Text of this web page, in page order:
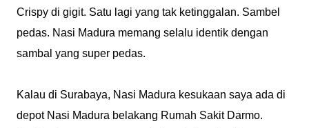
Crispy di gigit. Satu lagi yang tak ketinggalan. Sambel
pedas. Nasi Madura memang selalu identik dengan
sambal yang super pedas.
Kalau di Surabaya, Nasi Madura kesukaan saya ada di
depot Nasi Madura belakang Rumah Sakit Darmo.